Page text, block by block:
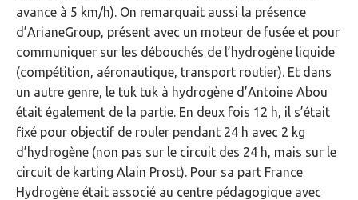
avance à 5 km/h). On remarquait aussi la présence
d’ArianeGroup, présent avec un moteur de fusée et pour
communiquer sur les débouchés de l’hydrogène liquide
(compétition, aéronautique, transport routier). Et dans
un autre genre, le tuk tuk à hydrogène d’Antoine Abou
était également de la partie. En deux fois 12 h, il s’était
fixé pour objectif de rouler pendant 24 h avec 2 kg
d’hydrogène (non pas sur le circuit des 24 h, mais sur le
circuit de karting Alain Prost). Pour sa part France
Hydrogène était associé au centre pédagogique avec